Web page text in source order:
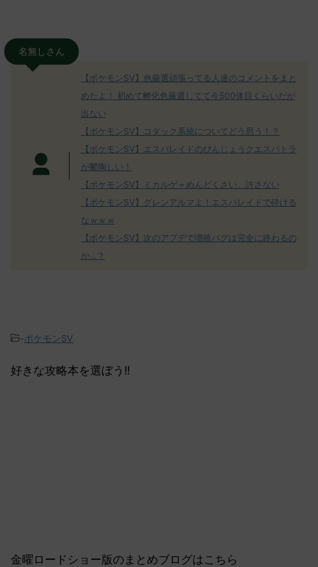
名無しさん
【ポケモンSV】色厳選頑張ってる人達のコメントをまと
めたよ！ 初めて孵化色厳選してて今500体目くらいだが
出ない
【ポケモンSV】コダック系統についてどう思う！？
【ポケモンSV】エスバレイドのびんじょうクエスパトラ
が鬱陶しい！
【ポケモンSV】ミカルゲ＝めんどくさい、許さない
【ポケモンSV】グレンアルマよ！エスバレイドで砕ける
なｗｗｗ
【ポケモンSV】次のアプデで増殖バグは完全に終わるの
か…？
ポケモンSV
好きな攻略本を選ぼう!!
金曜ロードショー版のまとめブログはこちら